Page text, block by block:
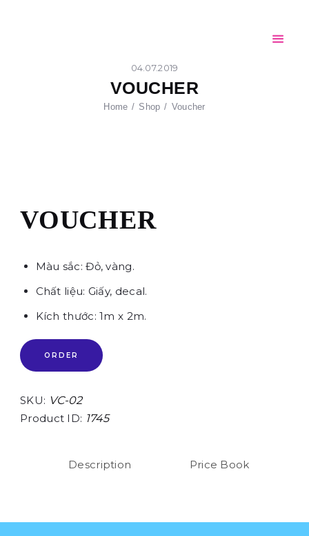
04.07.2019
VOUCHER
Home Shop Voucher
AN TOÀN – THÂN THIỆN – TIỆN LỢI
VOUCHER
Màu sắc: Đỏ, vàng.
Chất liệu: Giấy, decal.
Kích thước: 1m x 2m.
ORDER
SKU: VC-02
Product ID: 1745
Description Price Book